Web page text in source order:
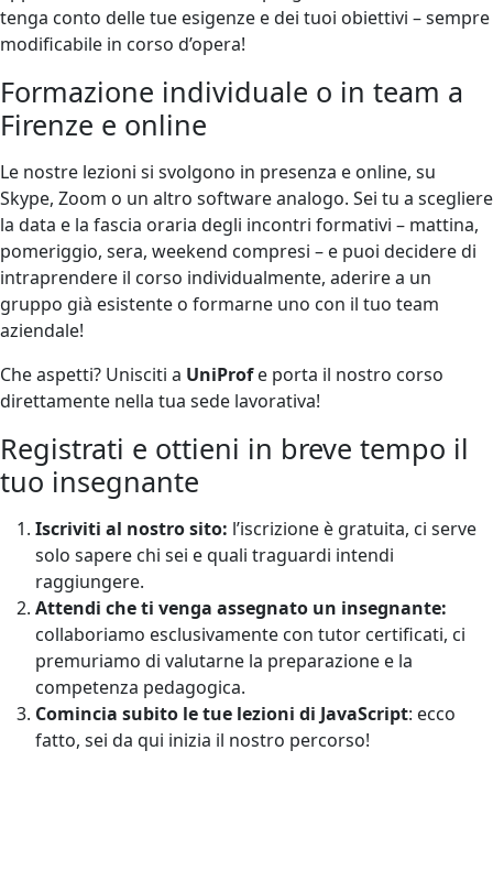
tenga conto delle tue esigenze e dei tuoi obiettivi – sempre
modificabile in corso d’opera!
Formazione individuale o in team a
Firenze e online
Le nostre lezioni si svolgono in presenza e online, su
Skype, Zoom o un altro software analogo. Sei tu a scegliere
la data e la fascia oraria degli incontri formativi – mattina,
pomeriggio, sera, weekend compresi – e puoi decidere di
intraprendere il corso individualmente, aderire a un
gruppo già esistente o formarne uno con il tuo team
aziendale!
Che aspetti? Unisciti a UniProfe porta il nostro corso
direttamente nella tua sede lavorativa!
Registrati e ottieni in breve tempo il
tuo insegnante
Iscriviti al nostro sito: l’iscrizione è gratuita, ci serve
solo sapere chi sei e quali traguardi intendi
raggiungere.
Attendi che ti venga assegnato un insegnante:
collaboriamo esclusivamente con tutor certificati, ci
premuriamo di valutarne la preparazione e la
competenza pedagogica.
Comincia subito le tue lezioni di JavaScript: ecco
fatto, sei da qui inizia il nostro percorso!